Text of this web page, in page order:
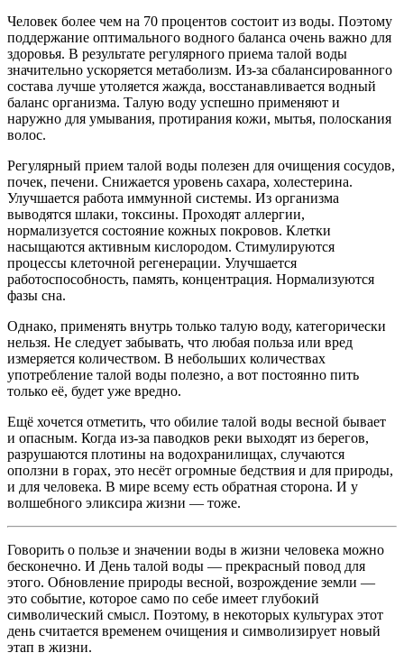
Человек более чем на 70 процентов состоит из воды. Поэтому
поддержание оптимального водного баланса очень важно для
здоровья. В результате регулярного приема талой воды
значительно ускоряется метаболизм. Из-за сбалансированного
состава лучше утоляется жажда, восстанавливается водный
баланс организма. Талую воду успешно применяют и
наружно для умывания, протирания кожи, мытья, полоскания
волос.
Регулярный прием талой воды полезен для очищения сосудов,
почек, печени. Снижается уровень сахара, холестерина.
Улучшается работа иммунной системы. Из организма
выводятся шлаки, токсины. Проходят аллергии,
нормализуется состояние кожных покровов. Клетки
насыщаются активным кислородом. Стимулируются
процессы клеточной регенерации. Улучшается
работоспособность, память, концентрация. Нормализуются
фазы сна.
Однако, применять внутрь только талую воду, категорически
нельзя. Не следует забывать, что любая польза или вред
измеряется количеством. В небольших количествах
употребление талой воды полезно, а вот постоянно пить
только её, будет уже вредно.
Ещё хочется отметить, что обилие талой воды весной бывает
и опасным. Когда из-за паводков реки выходят из берегов,
разрушаются плотины на водохранилищах, случаются
оползни в горах, это несёт огромные бедствия и для природы,
и для человека. В мире всему есть обратная сторона. И у
волшебного эликсира жизни — тоже.
Говорить о пользе и значении воды в жизни человека можно
бесконечно. И День талой воды — прекрасный повод для
этого. Обновление природы весной, возрождение земли —
это событие, которое само по себе имеет глубокий
символический смысл. Поэтому, в некоторых культурах этот
день считается временем очищения и символизирует новый
этап в жизни.